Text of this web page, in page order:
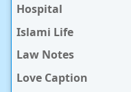
Hospital
Islami Life
Law Notes
Love Caption